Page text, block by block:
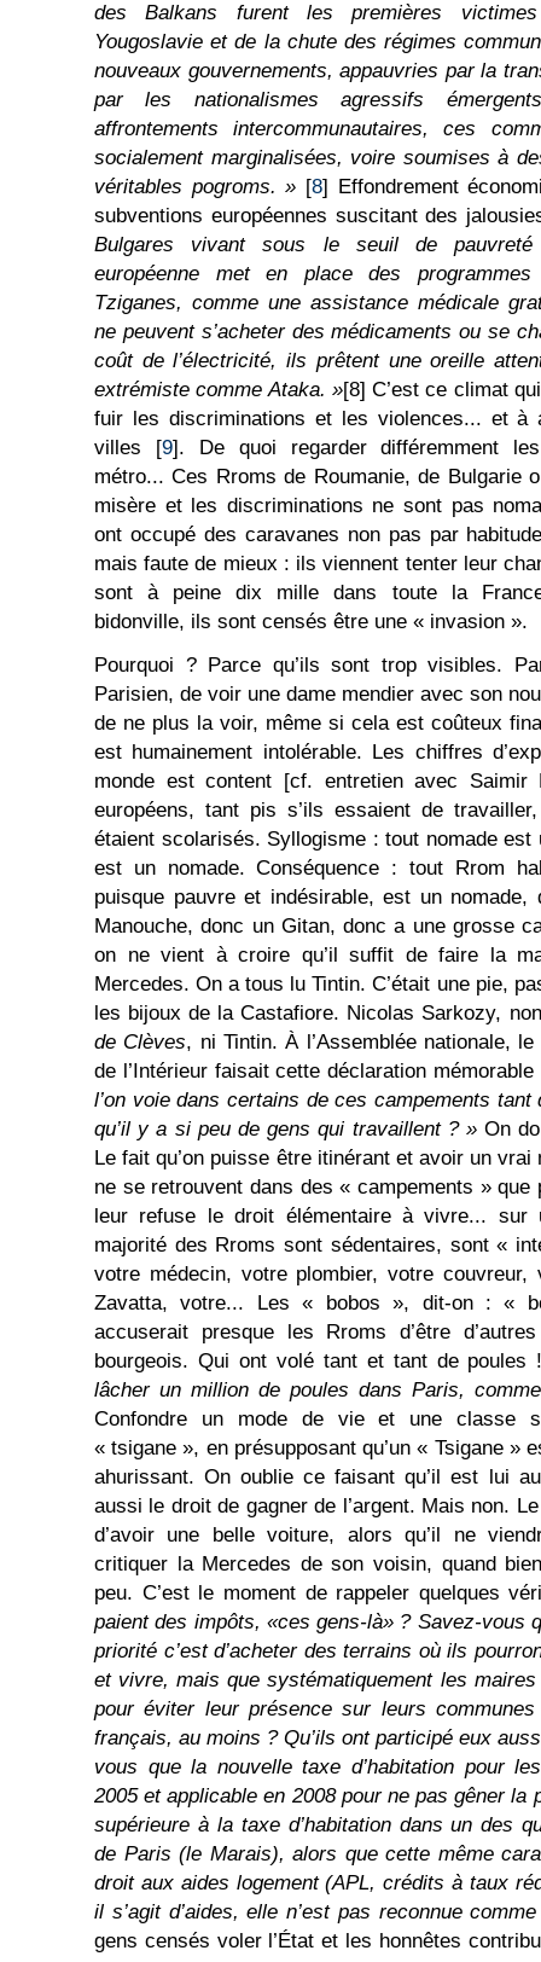
des Balkans furent les premières
Yougoslavie et de la chute des régimes
nouveaux gouvernements, appauvries par la
par les nationalismes agressifs
affrontements intercommunautaires, ces
socialement marginalisées, voire soumises à
véritables pogroms. » [8] Effondrement
subventions européennes suscitant des
Bulgares vivant sous le seuil de pauvreté
européenne met en place des programmes
Tziganes, comme une assistance médicale
ne peuvent s’acheter des médicaments ou se
coût de l’électricité, ils prêtent une oreille
extrémiste comme Ataka. »[8] C’est ce climat
fuir les discriminations et les violences... et à
villes [9]. De quoi regarder différemment
métro... Ces Rroms de Roumanie, de Bulgarie
misère et les discriminations ne sont pas
ont occupé des caravanes non pas par
mais faute de mieux : ils viennent tenter leur
sont à peine dix mille dans toute la
bidonville, ils sont censés être une « invasion ».
Pourquoi ? Parce qu’ils sont trop visibles.
Parisien, de voir une dame mendier avec son
de ne plus la voir, même si cela est coûteux
est humainement intolérable. Les chiffres
monde est content [cf. entretien avec Saimir
européens, tant pis s’ils essaient de
étaient scolarisés. Syllogisme : tout nomade est
est un nomade. Conséquence : tout Rrom
puisque pauvre et indésirable, est un nomade,
Manouche, donc un Gitan, donc a une grosse
on ne vient à croire qu’il suffit de faire la
Mercedes. On a tous lu Tintin. C’était une pie,
les bijoux de la Castafiore. Nicolas Sarkozy,
de Clèves, ni Tintin. À l’Assemblée nationale,
de l’Intérieur faisait cette déclaration
l’on voie dans certains de ces campements
qu’il y a si peu de gens qui travaillent ? »On
Le fait qu’on puisse être itinérant et avoir un vrai
ne se retrouvent dans des « campements » que
leur refuse le droit élémentaire à vivre...
majorité des Rroms sont sédentaires, sont «
votre médecin, votre plombier, votre
Zavatta, votre... Les « bobos », dit-on : «
accuserait presque les Rroms d’être
bourgeois. Qui ont volé tant et tant de
lâcher un million de poules dans Paris,
Confondre un mode de vie et une classe
« tsigane », en présupposant qu’un « Tsigane »
ahurissant. On oublie ce faisant qu’il est lui
aussi le droit de gagner de l’argent. Mais non.
d’avoir une belle voiture, alors qu’il ne
critiquer la Mercedes de son voisin, quand
peu. C’est le moment de rappeler quelques
paient des impôts, «ces gens-là» ? Savez-vous
priorité c’est d’acheter des terrains où ils
et vivre, mais que systématiquement les
pour éviter leur présence sur leurs
français, au moins ? Qu’ils ont participé eux
vous que la nouvelle taxe d’habitation pour
2005 et applicable en 2008 pour ne pas gêner
supérieure à la taxe d’habitation dans un des
de Paris (le Marais), alors que cette même
droit aux aides logement (APL, crédits à taux
il s’agit d’aides, elle n’est pas reconnue
gens censés voler l’État et les honnêtes